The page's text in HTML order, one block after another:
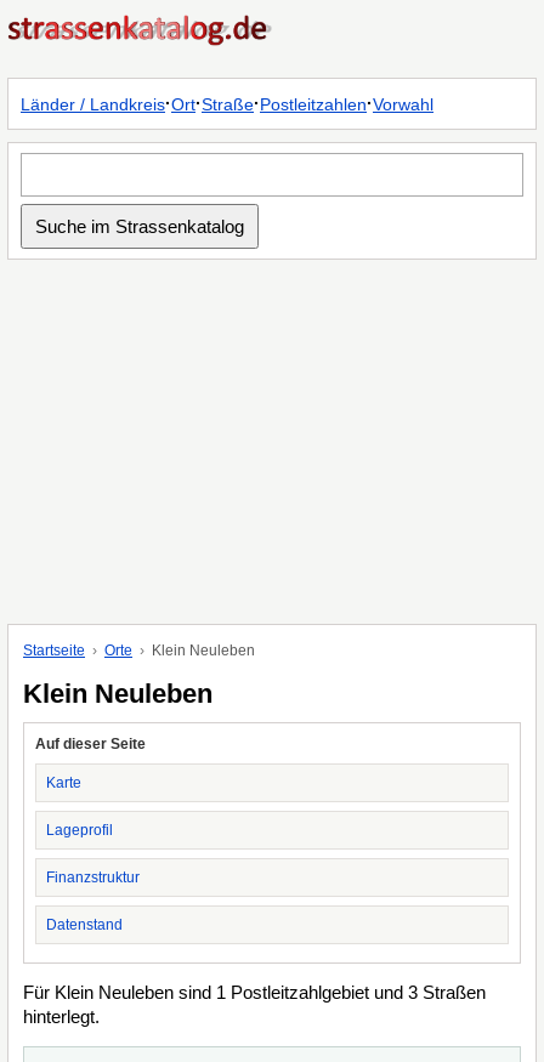
Länder / Landkreis·Ort·Straße·Postleitzahlen·Vorwahl
Startseite Orte Klein Neuleben
Klein Neuleben
Auf dieser Seite
Karte
Lageprofil
Finanzstruktur
Datenstand
Für Klein Neuleben sind 1 Postleitzahlgebiet und 3 Straßen
hinterlegt.